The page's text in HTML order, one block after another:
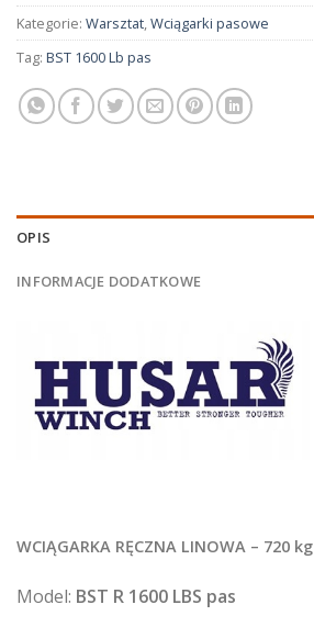
Kategorie: Warsztat,Wciągarki pasowe
Tag: BST 1600 Lb pas
OPIS
INFORMACJE DODATKOWE
WCIĄGARKA RĘCZNA LINOWA – 720 kg
Model: BST R 1600 LBS pas